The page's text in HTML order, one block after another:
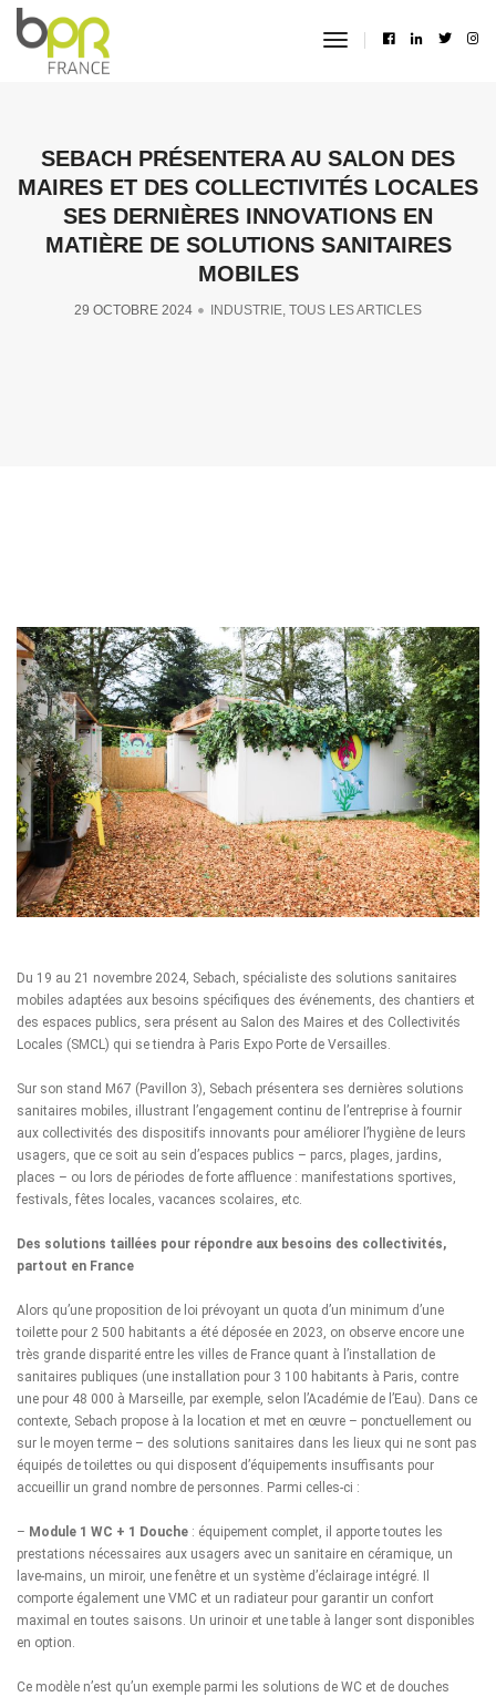
toggle
SEBACH PRÉSENTERA AU SALON DES
MAIRES ET DES COLLECTIVITÉS LOCALES
SES DERNIÈRES INNOVATIONS EN
MATIÈRE DE SOLUTIONS SANITAIRES
MOBILES
29 OCTOBRE 2024 INDUSTRIE, TOUS LES ARTICLES
Du 19 au 21 novembre 2024, Sebach, spécialiste des solutions sanitaires
mobiles adaptées aux besoins spécifiques des événements, des chantiers et
des espaces publics, sera présent au Salon des Maires et des Collectivités
Locales (SMCL) qui se tiendra à Paris Expo Porte de Versailles.
Sur son stand M67 (Pavillon 3), Sebach présentera ses dernières solutions
sanitaires mobiles, illustrant l’engagement continu de l’entreprise à fournir
aux collectivités des dispositifs innovants pour améliorer l’hygiène de leurs
usagers, que ce soit au sein d’espaces publics – parcs, plages, jardins,
places – ou lors de périodes de forte affluence : manifestations sportives,
festivals, fêtes locales, vacances scolaires, etc.
Des solutions taillées pour répondre aux besoins des collectivités,
partout en France
Alors qu’une proposition de loi prévoyant un quota d’un minimum d’une
toilette pour 2 500 habitants a été déposée en 2023, on observe encore une
très grande disparité entre les villes de France quant à l’installation de
sanitaires publiques (une installation pour 3 100 habitants à Paris, contre
une pour 48 000 à Marseille, par exemple, selon l’Académie de l’Eau). Dans ce
contexte, Sebach propose à la location et met en œuvre – ponctuellement ou
sur le moyen terme – des solutions sanitaires dans les lieux qui ne sont pas
équipés de toilettes ou qui disposent d’équipements insuffisants pour
accueillir un grand nombre de personnes. Parmi celles-ci :
– Module 1 WC + 1 Douche : équipement complet, il apporte toutes les
prestations nécessaires aux usagers avec un sanitaire en céramique, un
lave-mains, un miroir, une fenêtre et un système d’éclairage intégré. Il
comporte également une VMC et un radiateur pour garantir un confort
maximal en toutes saisons. Un urinoir et une table à langer sont disponibles
en option.
Ce modèle n’est qu’un exemple parmi les solutions de WC et de douches